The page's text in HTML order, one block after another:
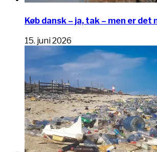
Køb dansk – ja, tak – men er det
15. juni 2026